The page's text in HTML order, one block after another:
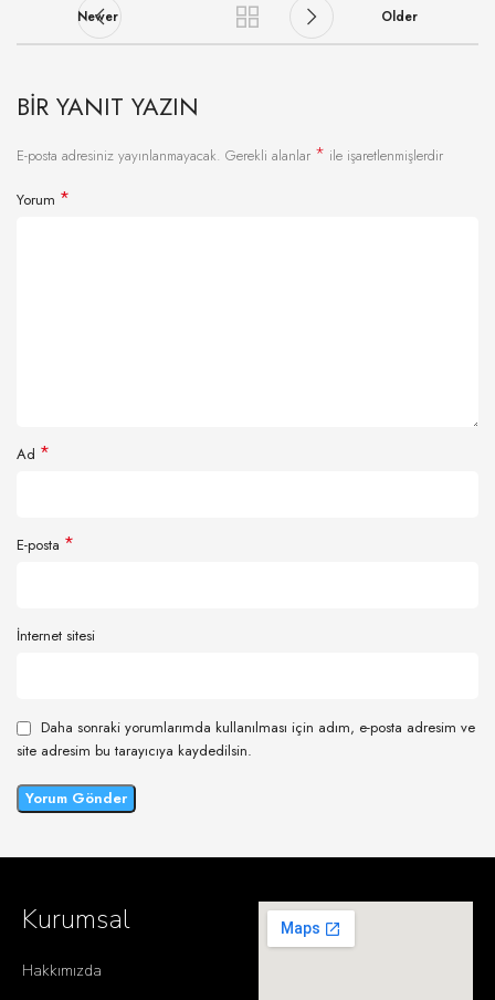
Newer Older
BIR YANIT YAZIN
E-posta adresiniz yayınlanmayacak. Gerekli alanlar * ile işaretlenmişlerdir
Yorum *
Ad *
E-posta *
İnternet sitesi
Daha sonraki yorumlarımda kullanılması için adım, e-posta adresim ve
site adresim bu tarayıcıya kaydedilsin.
Kurumsal
Hakkımızda